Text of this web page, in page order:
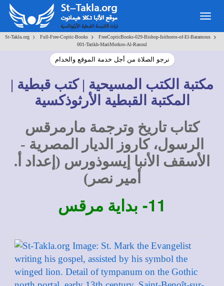
St-Takla.org> Full-Free-Coptic-Books> FreeCopticBooks-029-Bishop-Isithoros-of-El-Baramous>
001-Tarikh-MariMorkos-Al-Rasoul
نرجو الصلاة من أجل خدمة الموقع والخدام
مكتبة الكتب المسيحية | كتب قبطية |
المكتبة القبطية الأرثوذكسية
كتاب تاريخ وترجمة مارمرقس
الرسول، كاروز الديار المصرية -
الأسقف الأنبا إيسوذورس (إعداد أ.
أمير نصر)
11- بداية مرقس